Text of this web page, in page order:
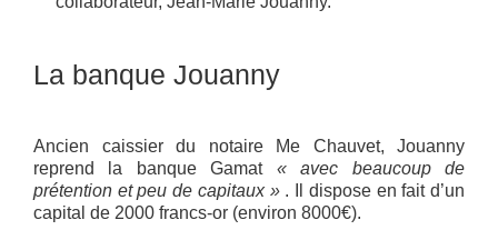
La banque Jouanny
Ancien caissier du notaire Me Chauvet, Jouanny
reprend la banque Gamat « avec beaucoup de
prétention et peu de capitaux ». Il dispose en fait d’un
capital de 2000 francs-or (environ 8000€).